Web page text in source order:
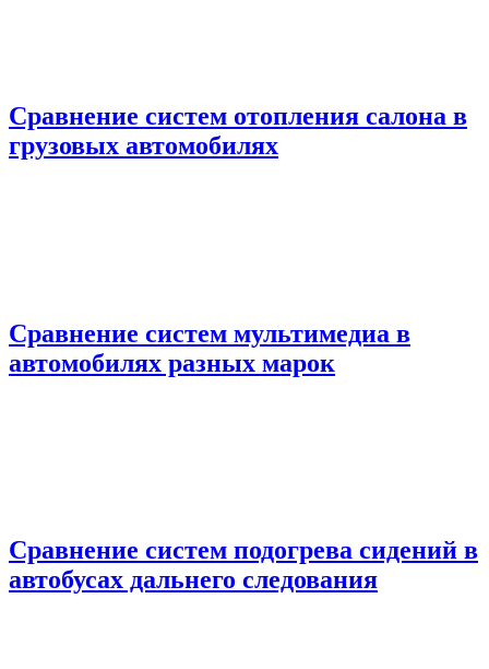
Сравнение систем отопления салона в
грузовых автомобилях
Сравнение систем мультимедиа в
автомобилях разных марок
Сравнение систем подогрева сидений в
автобусах дальнего следования